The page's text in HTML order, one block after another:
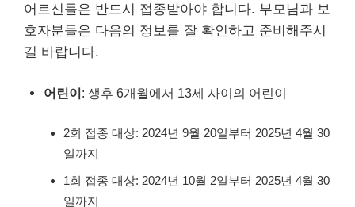
어르신들은 반드시 접종받아야 합니다. 부모님과 보
호자분들은 다음의 정보를 잘 확인하고 준비해주시
길 바랍니다.
어린이: 생후 6개월에서 13세 사이의 어린이
2회 접종 대상: 2024년 9월 20일부터 2025년 4월 30
일까지
1회 접종 대상: 2024년 10월 2일부터 2025년 4월 30
일까지